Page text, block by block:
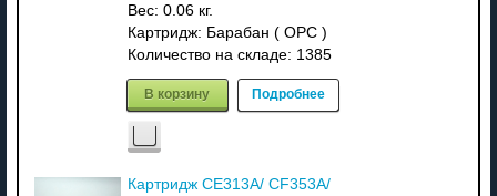
Вес: 0.06 кг.
Картридж: Барабан ( OPC )
Количество на складе: 1385
В корзину Подробнее
Картридж CE313A/ CF353A/